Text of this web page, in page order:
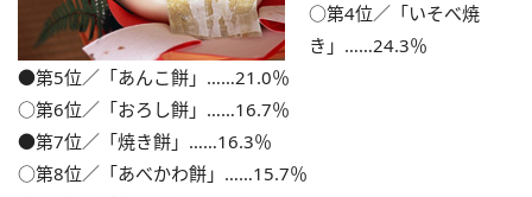
○第4位／「いそべ焼
き」……24.3％
●第5位／「あんこ餅」……21.0％
○第6位／「おろし餅」……16.7％
●第7位／「焼き餅」……16.3％
○第8位／「あべかわ餅」……15.7％